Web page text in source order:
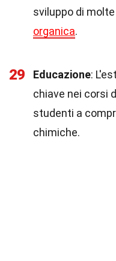
sviluppo di
organica.
29 Educazione:
chiave nei corsi
studenti a
chimiche.